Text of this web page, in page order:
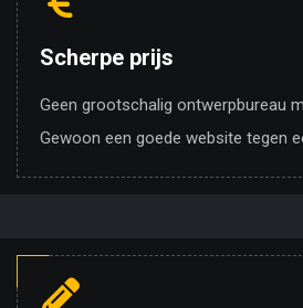
Scherpe prijs
Geen grootschalig ontwerpbureau
Gewoon een goede website tegen